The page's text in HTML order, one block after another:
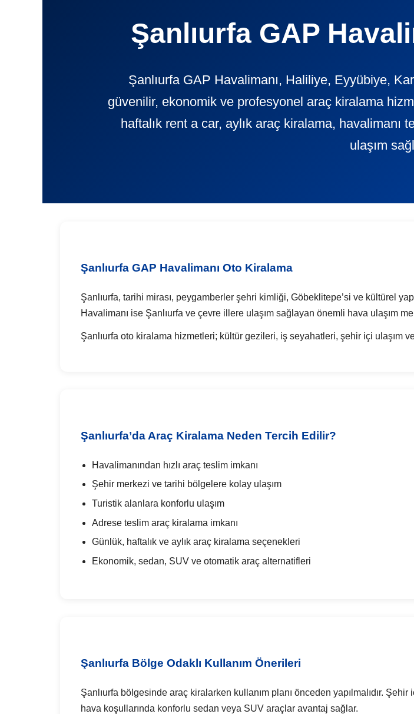
Şanlıurfa GAP
Şanlıurfa GAP Havalimanı, Haliliye, Eyyübiye,
güvenilir, ekonomik ve profesyonel araç kiralama
haftalık rent a car, aylık araç kiralama,
ulaşım
Şanlıurfa GAP Havalimanı Oto Kiralama
Şanlıurfa, tarihi mirası, peygamberler şehri kimliği, Göbeklitepe’si ve kültürel
Havalimanı ise Şanlıurfa ve çevre illere ulaşım sağlayan önemli hava ulaşım
Şanlıurfa oto kiralama hizmetleri; kültür gezileri, iş seyahatleri, şehir içi ulaşım
Şanlıurfa’da Araç Kiralama Neden Tercih Edilir?
Havalimanından hızlı araç teslim imkanı
Şehir merkezi ve tarihi bölgelere kolay ulaşım
Turistik alanlara konforlu ulaşım
Adrese teslim araç kiralama imkanı
Günlük, haftalık ve aylık araç kiralama seçenekleri
Ekonomik, sedan, SUV ve otomatik araç alternatifleri
Şanlıurfa Bölge Odaklı Kullanım Önerileri
Şanlıurfa bölgesinde araç kiralarken kullanım planı önceden yapılmalıdır.
hava koşullarında konforlu sedan veya SUV araçlar avantaj sağlar.